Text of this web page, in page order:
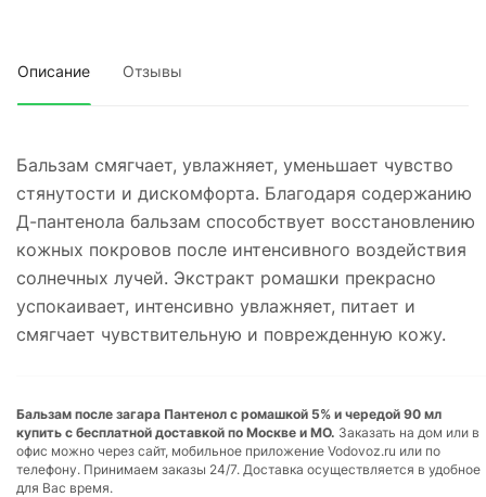
Описание Отзывы
Бальзам смягчает, увлажняет, уменьшает чувство
стянутости и дискомфорта. Благодаря содержанию
Д-пантенола бальзам способствует восстановлению
кожных покровов после интенсивного воздействия
солнечных лучей. Экстракт ромашки прекрасно
успокаивает, интенсивно увлажняет, питает и
смягчает чувствительную и поврежденную кожу.
Бальзам после загара Пантенол с ромашкой 5% и чередой 90 мл
купить с бесплатной доставкой по Москве и МО. Заказать на дом или в
офис можно через сайт, мобильное приложение Vodovoz.ru или по
телефону. Принимаем заказы 24/7. Доставка осуществляется в удобное
для Вас время.